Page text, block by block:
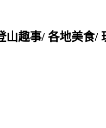
山趣事/ 各地美食